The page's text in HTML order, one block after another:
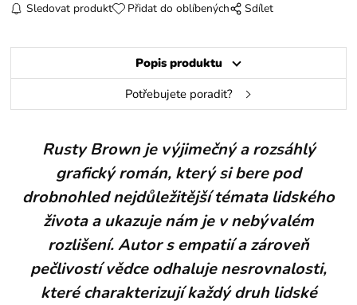
Sledovat produkt Přidat do oblíbených Sdílet
Popis produktu
Potřebujete poradit?
Rusty Brown je výjimečný a rozsáhlý
grafický román, který si bere pod
drobnohled nejdůležitější témata lidského
života a ukazuje nám je v nebývalém
rozlišení. Autor s empatií a zároveň
pečlivostí vědce odhaluje nesrovnalosti,
které charakterizují každý druh lidské